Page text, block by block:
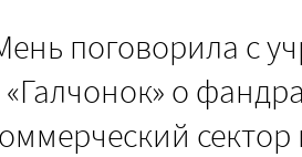
поговорила с
о
сектор